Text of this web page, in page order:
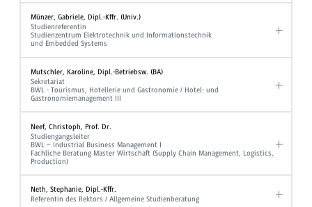
Münzer, Gabriele, Dipl.-Kffr. (Univ.)
Studienreferentin
Studienzentrum Elektrotechnik und Informationstechnik
und Embedded Systems
Mutschler, Karoline, Dipl.-Betriebsw. (BA)
Sekretariat
BWL - Tourismus, Hotellerie und Gastronomie / Hotel- und
Gastronomiemanagement III
Neef, Christoph, Prof. Dr.
Studiengangsleiter
BWL – Industrial Business Management I
Fachliche Beratung Master Wirtschaft (Supply Chain Management, Logistics,
Production)
Neth, Stephanie, Dipl.-Kffr.
Referentin des Rektors / Allgemeine Studienberatung